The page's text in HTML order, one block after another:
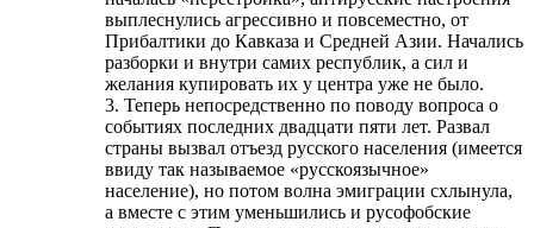
выплеснулись агрессивно и повсеместно, от
Прибалтики до Кавказа и Средней Азии. Начались
разборки и внутри самих республик, а сил и
желания купировать их у центра уже не было.
3. Теперь непосредственно по поводу вопроса о
событиях последних двадцати пяти лет. Развал
страны вызвал отъезд русского населения (имеется
ввиду так называемое «русскоязычное»
население), но потом волна эмиграции схлынула,
а вместе с этим уменьшились и русофобские